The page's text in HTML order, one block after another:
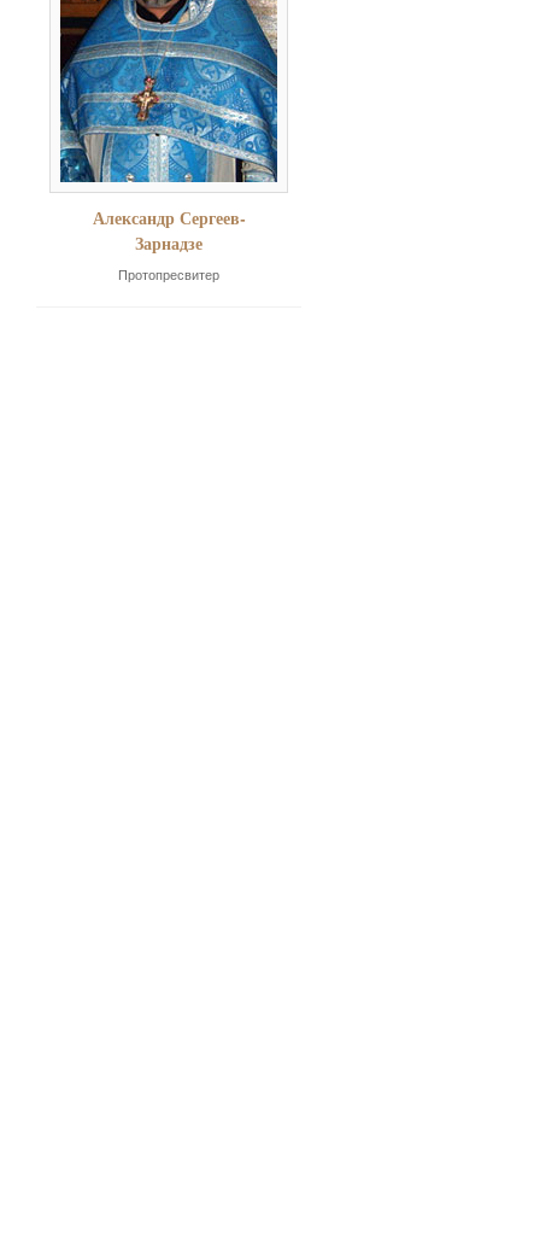
Александр Сергеев-
Зарнадзе
Протопресвитер